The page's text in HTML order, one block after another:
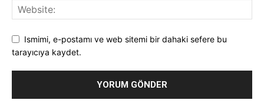
Ismimi, e-postamı ve web sitemi bir dahaki sefere bu
tarayıcıya kaydet.